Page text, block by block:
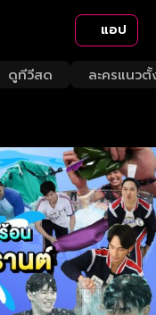
แอป
ดูทีวีสด ละครแนวตั้